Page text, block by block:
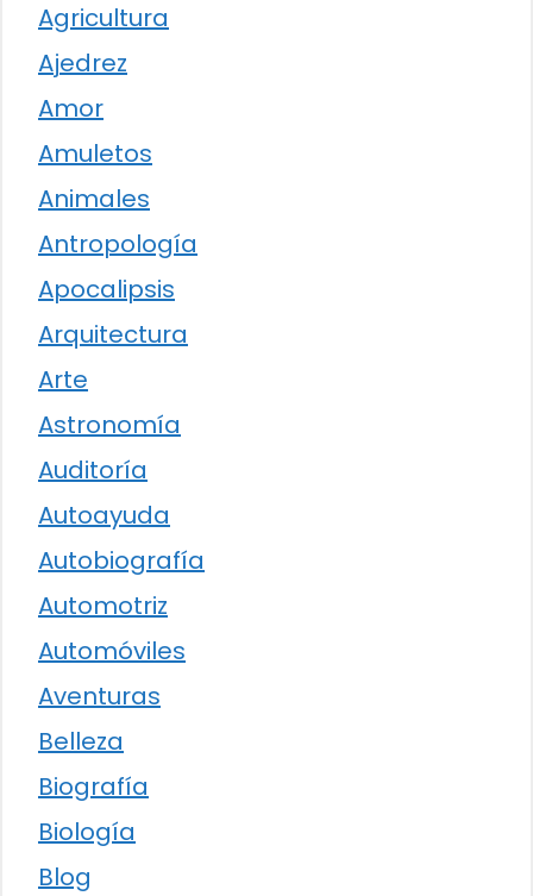
Agricultura
Ajedrez
Amor
Amuletos
Animales
Antropología
Apocalipsis
Arquitectura
Arte
Astronomía
Auditoría
Autoayuda
Autobiografía
Automotriz
Automóviles
Aventuras
Belleza
Biografía
Biología
Blog